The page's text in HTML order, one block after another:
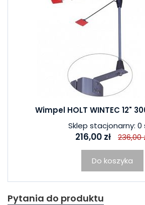
Wimpel HOLT WINTEC 12"
Sklep stacjonarny: 0
216,00 zł 236,00
Do koszyka
Pytania do produktu